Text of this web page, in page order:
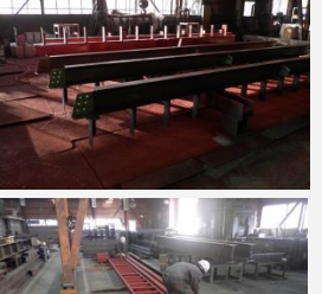
程
設
備
機
器
事
実
績
ア